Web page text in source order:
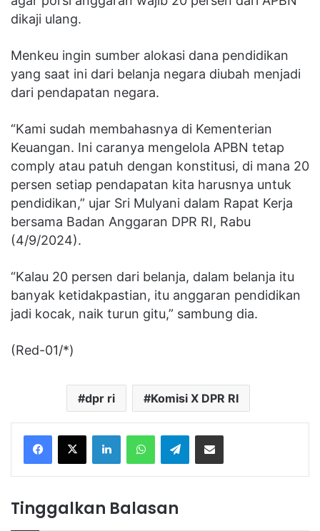
dikaji ulang.
Menkeu ingin sumber alokasi dana pendidikan
yang saat ini dari belanja negara diubah menjadi
dari pendapatan negara.
“Kami sudah membahasnya di Kementerian
Keuangan. Ini caranya mengelola APBN tetap
comply atau patuh dengan konstitusi, di mana 20
persen setiap pendapatan kita harusnya untuk
pendidikan,” ujar Sri Mulyani dalam Rapat Kerja
bersama Badan Anggaran DPR RI, Rabu
(4/9/2024).
“Kalau 20 persen dari belanja, dalam belanja itu
banyak ketidakpastian, itu anggaran pendidikan
jadi kocak, naik turun gitu,” sambung dia.
(Red-01/*)
dpr ri Komisi X DPR RI
Facebook
X LinkedInWhatsAppTelegramShare via Email
Tinggalkan Balasan